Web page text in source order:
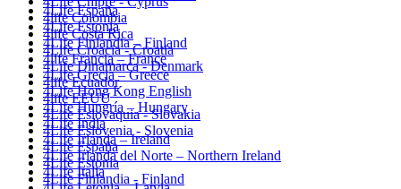
4Life España
4Life Estonia
4Life Finlandia – Finland
4life Francia – France
4Life Grecia – Greece
4Life Hong Kong English
4Life Hungría – Hungary
4Life India
4Life Irlanda – Ireland
4Life Irlanda del Norte – Northern Ireland
4Life Italia
4life Colombia
4life Costa Rica
4Life Croacia - Croatia
4Life Dinamarca - Denmark
4life Ecuador
4life EEUU
4Life Eslovaquia - Slovakia
4Life Eslovenia - Slovenia
4Life España
4Life Estonia
4Life Finlandia - Finland